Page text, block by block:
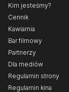
Kim jesteśmy?
Cennik
Kawiarnia
Bar filmowy
Partnerzy
Dla mediów
Regulamin strony
Regulamin kina